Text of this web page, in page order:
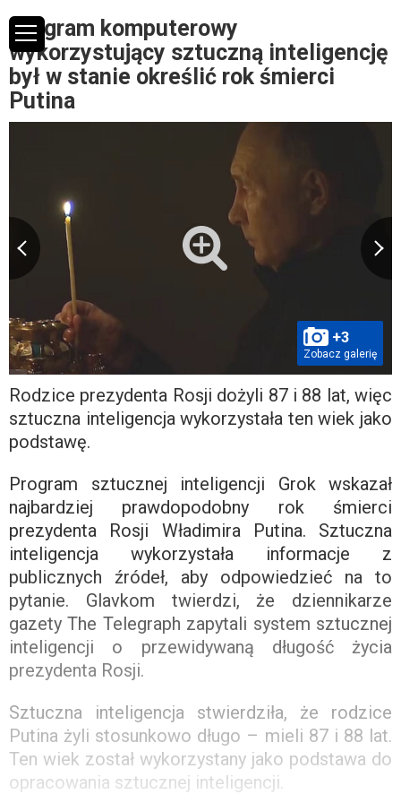
Program komputerowy
wykorzystujący sztuczną inteligencję
był w stanie określić rok śmierci
Putina
+3
Zobacz galerię
Rodzice prezydenta Rosji dożyli 87 i 88 lat, więc
sztuczna inteligencja wykorzystała ten wiek jako
podstawę.
Program sztucznej inteligencji Grok wskazał
najbardziej prawdopodobny rok śmierci
prezydenta Rosji Władimira Putina. Sztuczna
inteligencja wykorzystała informacje z
publicznych źródeł, aby odpowiedzieć na to
pytanie. Glavkom twierdzi, że dziennikarze
gazety The Telegraph zapytali system sztucznej
inteligencji o przewidywaną długość życia
prezydenta Rosji.
Sztuczna inteligencja stwierdziła, że ​​rodzice
Putina żyli stosunkowo długo – mieli 87 i 88 lat.
Ten wiek został wykorzystany jako podstawa do
opracowania sztucznej inteligencji.